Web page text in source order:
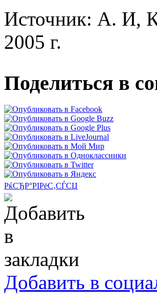
Источник: А. И,
2005 г.
Поделиться в
РќСЂР°РІРёС‚СЃСЏ
Добавить в